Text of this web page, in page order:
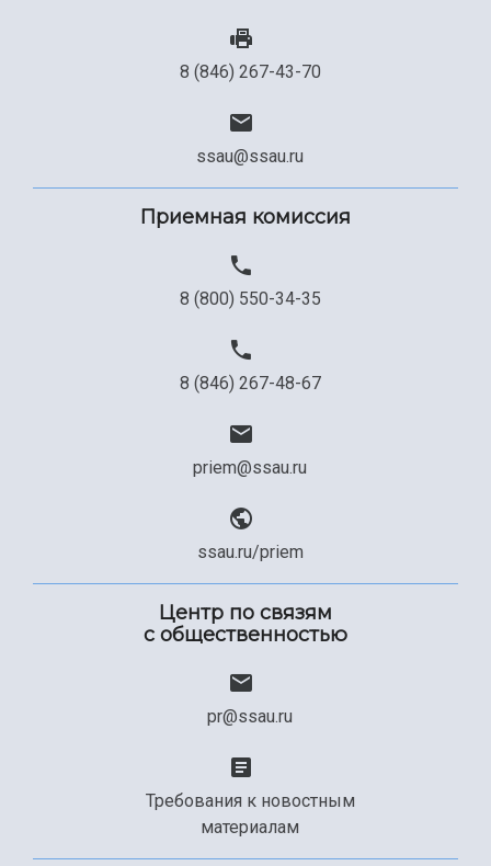
8 (846) 267-43-70
ssau@ssau.ru
Приемная комиссия
8 (800) 550-34-35
8 (846) 267-48-67
priem@ssau.ru
ssau.ru/priem
Центр по связям
с общественностью
pr@ssau.ru
Требования к новостным
материалам